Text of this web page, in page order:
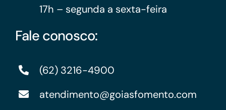
17h – segunda a sexta-feira
Fale conosco:
(62) 3216-4900
atendimento@goiasfomento.com